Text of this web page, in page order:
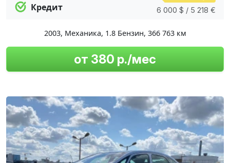
Кредит
6 000 $ / 5 218 €
2003, Механика, 1.8 Бензин, 366 763 км
от 380 р./мес